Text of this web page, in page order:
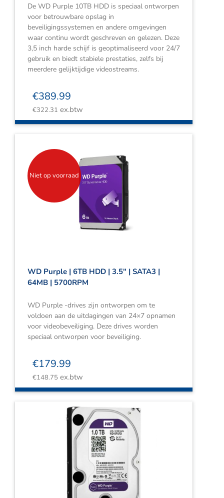
De WD Purple 10TB HDD is speciaal ontworpen
voor betrouwbare opslag in
beveiligingssystemen en andere omgevingen
waar continu wordt geschreven en gelezen. Deze
3,5 inch harde schijf is geoptimaliseerd voor 24/7
gebruik en biedt stabiele prestaties, zelfs bij
meerdere gelijktijdige videostreams.
€389.99
€322.31 ex.btw
Niet op voorraad
WD Purple | 6TB HDD | 3.5″ | SATA3 |
64MB | 5700RPM
WD Purple -drives zijn ontworpen om te
voldoen aan de uitdagingen van 24×7 opnamen
voor videobeveiliging. Deze drives worden
speciaal ontworpen voor beveiliging.
€179.99
€148.75 ex.btw